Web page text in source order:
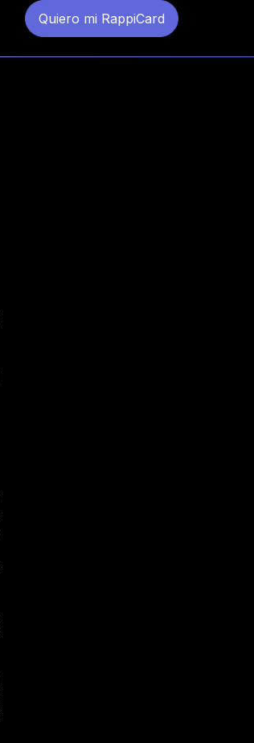
Quiero mi RappiCard